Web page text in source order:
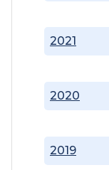
2019
2020
2021